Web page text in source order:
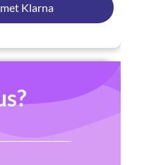
Klarna